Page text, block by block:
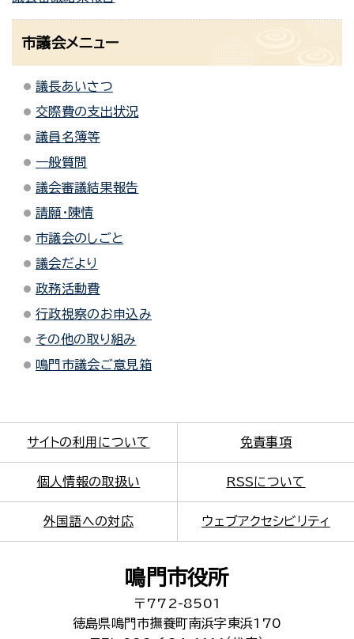
市議会メニュー
議長あいさつ
交際費の支出状況
議員名簿等
一般質問
議会審議結果報告
請願・陳情
市議会のしごと
議会だより
政務活動費
行政視察のお申込み
その他の取り組み
鳴門市議会ご意見箱
サイトの利用について 免責事項
個人情報の取扱い RSSについて
外国語への対応 ウェブアクセシビリティ
鳴門市役所
〒772-8501
徳島県鳴門市撫養町南浜字東浜170